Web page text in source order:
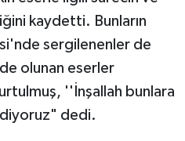
kaydetti. Bunların
sergilenenler de
olunan eserler
''İnşallah bunlara
dedi.